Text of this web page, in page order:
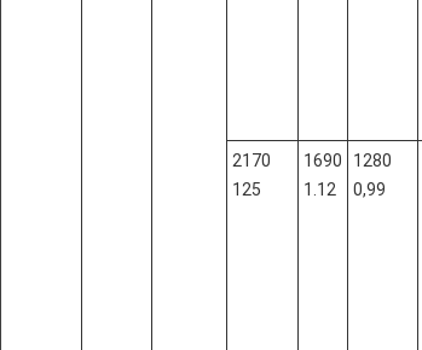
2170
125
1690
1.12
1280
0,99